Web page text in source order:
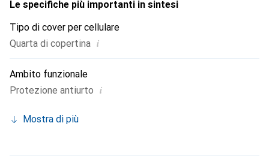
Le specifiche più importanti in sintesi
Tipo di cover per cellulare
Quarta di copertina i
Ambito funzionale
Protezione antiurto i
Mostra di più